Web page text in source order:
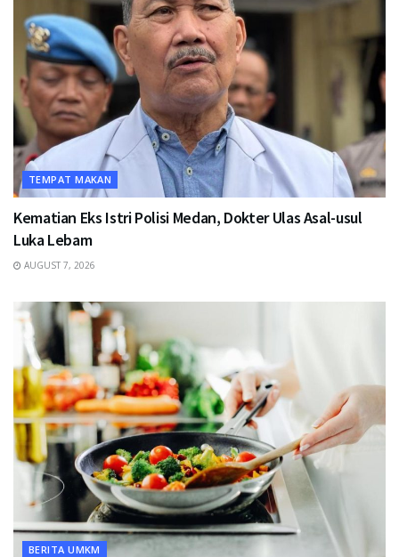
TEMPAT MAKAN
Kematian Eks Istri Polisi Medan, Dokter Ulas Asal-usul
Luka Lebam
AUGUST 7, 2026
BERITA UMKM